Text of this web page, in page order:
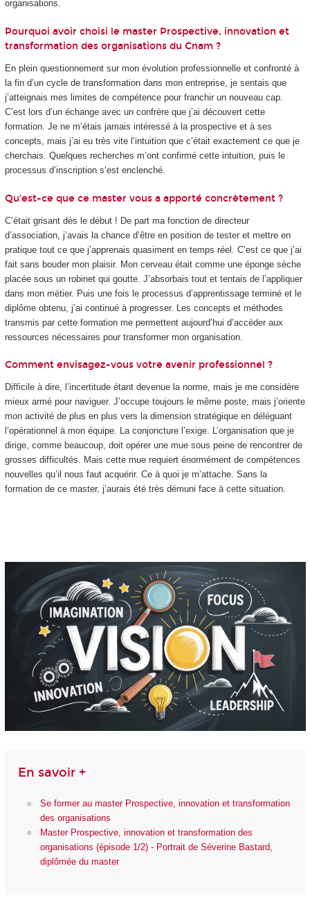
organisations.
Pourquoi avoir choisi le master Prospective, innovation et
transformation des organisations du Cnam ?
En plein questionnement sur mon évolution professionnelle et confronté à
la fin d’un cycle de transformation dans mon entreprise, je sentais que
j’atteignais mes limites de compétence pour franchir un nouveau cap.
C’est lors d’un échange avec un confrère que j’ai découvert cette
formation. Je ne m’étais jamais intéressé à la prospective et à ses
concepts, mais j’ai eu très vite l’intuition que c’était exactement ce que je
cherchais. Quelques recherches m’ont confirmé cette intuition, puis le
processus d’inscription s’est enclenché.
Qu’est-ce que ce master vous a apporté concrètement ?
C’était grisant dès le début ! De part ma fonction de directeur
d’association, j’avais la chance d’être en position de tester et mettre en
pratique tout ce que j’apprenais quasiment en temps réel. C’est ce que j’ai
fait sans bouder mon plaisir. Mon cerveau était comme une éponge sèche
placée sous un robinet qui goutte. J’absorbais tout et tentais de l’appliquer
dans mon métier. Puis une fois le processus d’apprentissage terminé et le
diplôme obtenu, j’ai continué à progresser. Les concepts et méthodes
transmis par cette formation me permettent aujourd’hui d’accéder aux
ressources nécessaires pour transformer mon organisation.
Comment envisagez-vous votre avenir professionnel ?
Difficile à dire, l’incertitude étant devenue la norme, mais je me considère
mieux armé pour naviguer. J’occupe toujours le même poste, mais j’oriente
mon activité de plus en plus vers la dimension stratégique en déléguant
l’opérationnel à mon équipe. La conjoncture l’exige. L’organisation que je
dirige, comme beaucoup, doit opérer une mue sous peine de rencontrer de
grosses difficultés. Mais cette mue requiert énormément de compétences
nouvelles qu’il nous faut acquérir. Ce à quoi je m’attache. Sans la
formation de ce master, j’aurais été très démuni face à cette situation.
En savoir +
Se former au master Prospective, innovation et transformation
des organisations
Master Prospective, innovation et transformation des
organisations (épisode 1/2) - Portrait de Séverine Bastard,
diplômée du master